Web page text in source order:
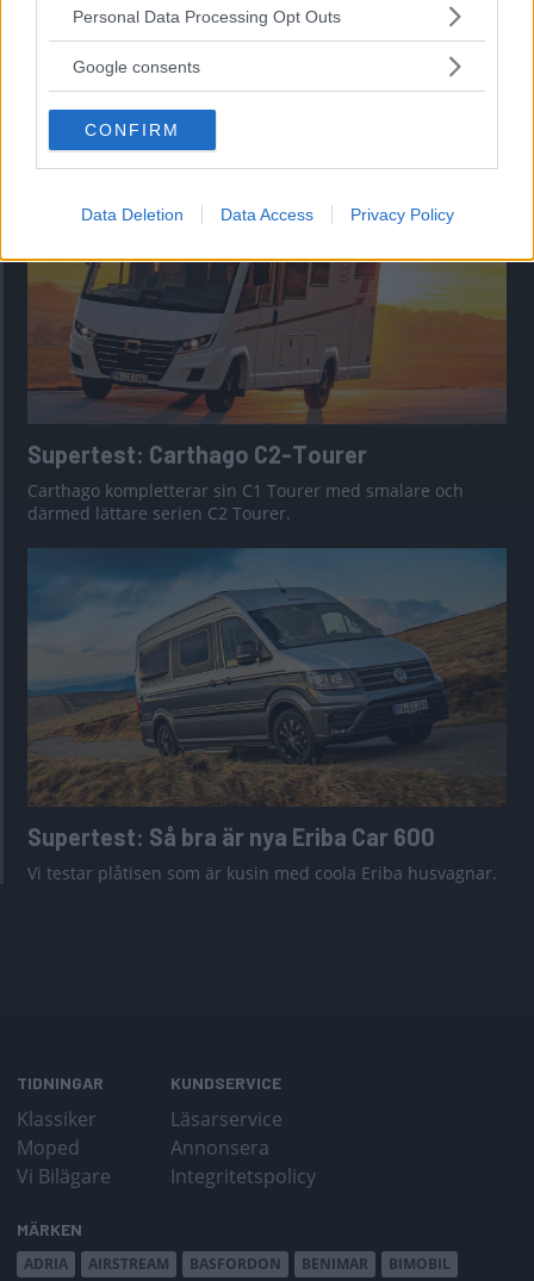
Please note that this website/app uses one or more Google
not limited to your visit or usage behaviour. You may click to
use your data for below specified purposes in below Google
consent section.
Personal Data Processing Opt Outs
Google consents
CONFIRM
Data Deletion Data Access Privacy Policy
Tabbert Cazadora: Snygg vagn för
designmedvetna
Är Cazadora fortfarande en riktig Tabbert?
Supertest: Carthago C2-Tourer
Carthago kompletterar sin C1 Tourer med smalare och
därmed lättare serien C2 Tourer.
Supertest: Så bra är nya Eriba Car 600
Vi testar plåtisen som är kusin med coola Eriba husvagnar.
TIDNINGAR
Klassiker
Moped
Vi Bilägare
KUNDSERVICE
Läsarservice
Annonsera
Integritetspolicy
MÄRKEN
ADRIA
AIRSTREAM BASFORDON BENIMAR BIMOBIL